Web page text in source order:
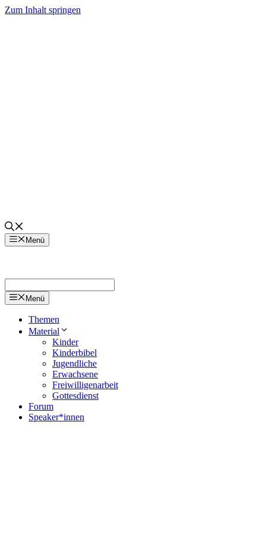
Zum Inhalt springen
Menü
Menü
Themen
Material
Kinder
Kinderbibel
Jugendliche
Erwachsene
Freiwilligenarbeit
Gottesdienst
Forum
Speaker*innen